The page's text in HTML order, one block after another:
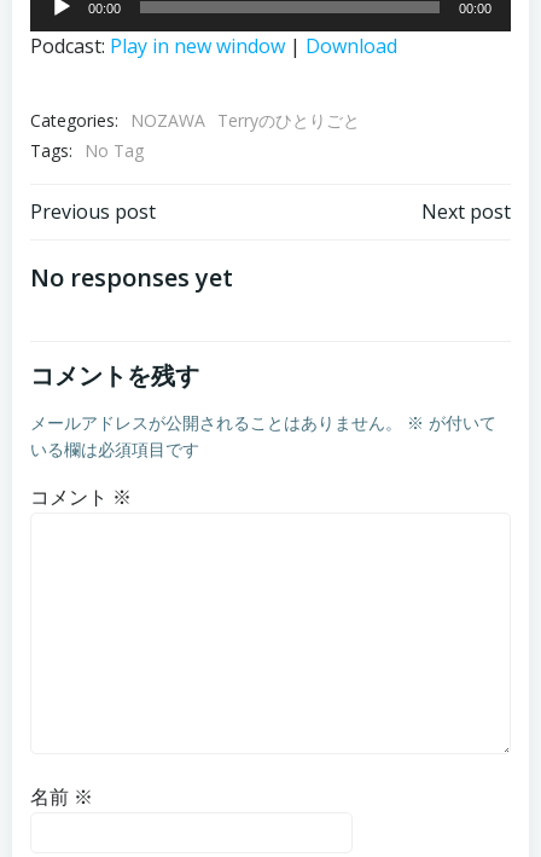
声
プ
ー
ヤ
00:00 00:00
Podcast: Play in new window | Download
Categories: NOZAWA Terryのひとりごと
Tags:
No Tag
投
稿
ビ
ゲ
ー
Previous post
ビ
ゲ
Next post
No responses yet
コメントを残す
メールアドレスが公開されることはありません。 ※ が付いて
いる欄は必須項目です
コメント ※
名前 ※